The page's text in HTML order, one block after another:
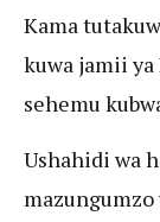
Kama
kuwa jamii
sehemu
Ushahidi wa